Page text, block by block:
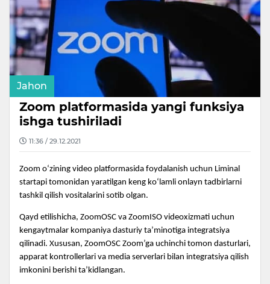
Jahon
Zoom platformasida yangi funksiya
ishga tushiriladi
11:36 / 29.12.2021
Zoom o‘zining video platformasida foydalanish uchun Liminal
startapi tomonidan yaratilgan keng ko‘lamli onlayn tadbirlarni
tashkil qilish vositalarini sotib olgan.
Qayd etilishicha, ZoomOSC va ZoomISO videoxizmati uchun
kengaytmalar kompaniya dasturiy ta’minotiga integratsiya
qilinadi. Xususan, ZoomOSC Zoom’ga uchinchi tomon dasturlari,
apparat kontrollerlari va media serverlari bilan integratsiya qilish
imkonini berishi ta’kidlangan.